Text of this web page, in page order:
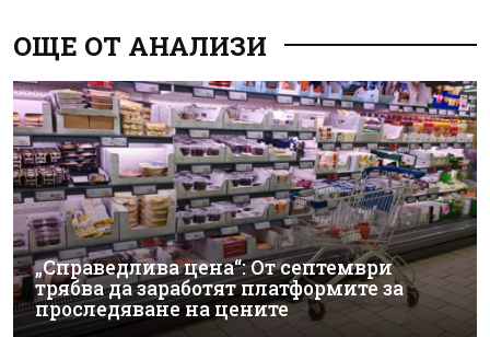
ОЩЕ ОТ АНАЛИЗИ
„Справедлива цена“: От септември
трябва да заработят платформите за
проследяване на цените